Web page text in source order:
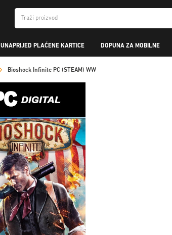
UNAPRIJED PLAĆENE KARTICE DOPUNA ZA MOBILNE
Bioshock Infinite PC (STEAM) WW